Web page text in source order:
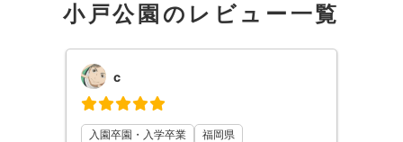
小戸公園のレビュー一覧
c
入園卒園・入学卒業 福岡県